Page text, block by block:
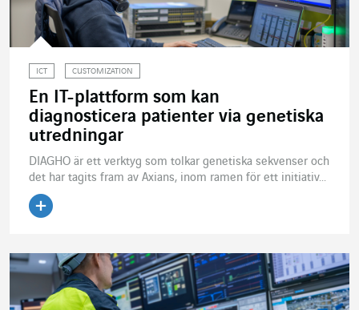
ICT CUSTOMIZATION
En IT-plattform som kan
diagnosticera patienter via genetiska
utredningar
DIAGHO är ett verktyg som tolkar genetiska sekvenser och
det har tagits fram av Axians, inom ramen för ett initiativ...